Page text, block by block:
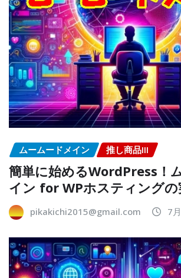
ムームードメイン 推し商品III
簡単に始めるWordPress！
イン for WPホスティングの
pikakichi2015@gmail.com 7